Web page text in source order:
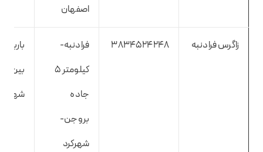
اصفهان
زاگرس فرادنبه 3834524248
فرادنبه-
کیلومتر ۵
جاده
بروجن-
شهرکرد
باربری
بین
شهری